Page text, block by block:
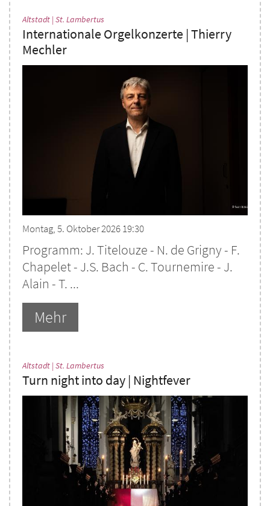
Altstadt | St. Lambertus
Internationale Orgelkonzerte | Thierry
Mechler
Montag, 5. Oktober 2026 19:30
Programm: J. Titelouze - N. de Grigny - F.
Chapelet - J.S. Bach - C. Tournemire - J.
Alain - T. ...
Mehr
Altstadt | St. Lambertus
Turn night into day | Nightfever